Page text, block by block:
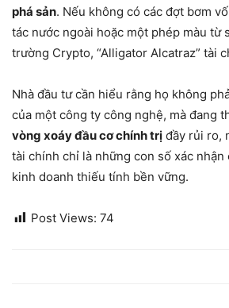
phá sản. Nếu không có các đợt bơm
tác nước ngoài hoặc một phép màu từ
trường Crypto, “Alligator Alcatraz” tài
Nhà đầu tư cần hiểu rằng họ không
của một công ty công nghệ, mà đang
vòng xoáy đầu cơ chính trị đầy rủi ro,
tài chính chỉ là những con số xác nhận
kinh doanh thiếu tính bền vững.
Post Views: 74